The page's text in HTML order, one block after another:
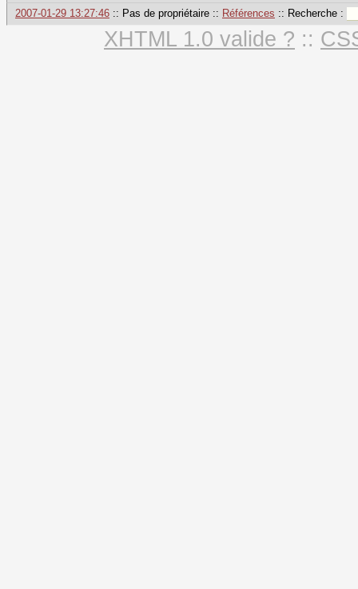
2007-01-29 13:27:46 :: Pas de propriétaire :: Références :: Recherche :
XHTML 1.0 valide ? ::